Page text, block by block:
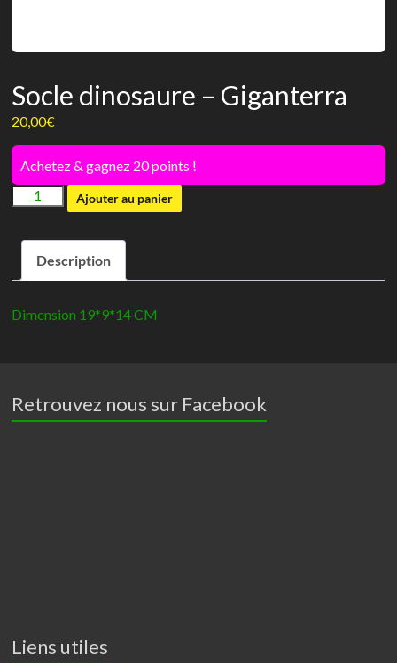
Socle dinosaure – Giganterra
20,00€
Achetez & gagnez 20 points !
quantité
Socle
dinosaure
-
Ajouter au panier
Description
Dimension 19*9*14 CM
Retrouvez nous sur Facebook
Liens utiles